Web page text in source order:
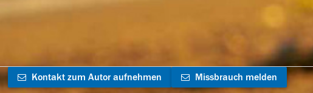
Kontakt zum Autor aufnehmen Missbrauch melden